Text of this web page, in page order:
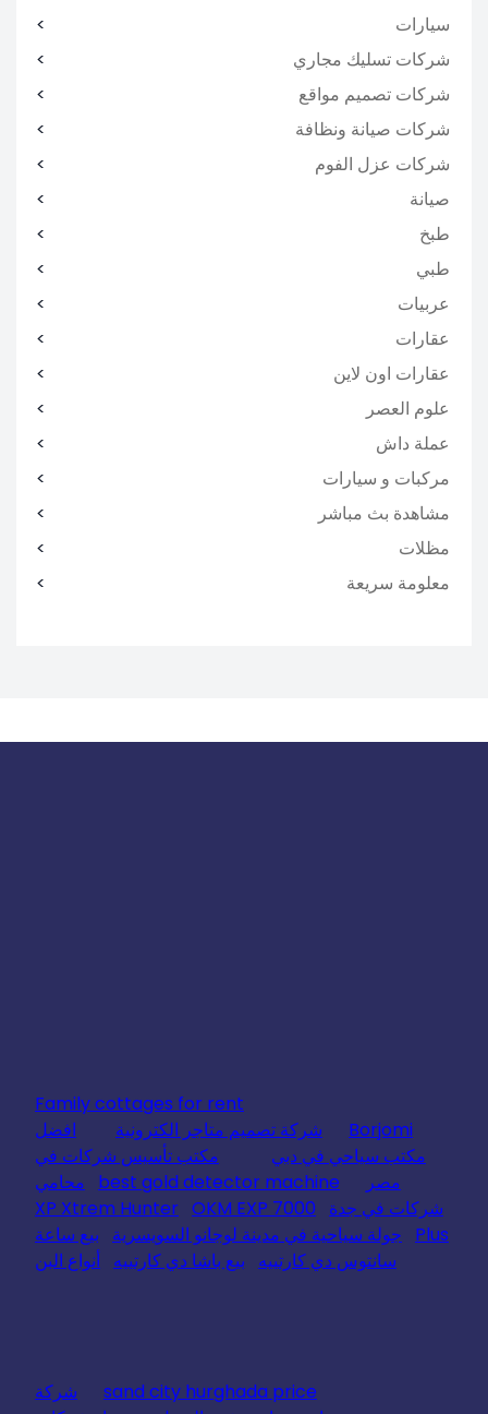
سيارات
شركات تسليك مجاري
شركات تصميم مواقع
شركات صيانة ونظافة
شركات عزل الفوم
صيانة
طبخ
طبي
عربيات
عقارات
عقارات اون لاين
علوم العصر
عملة داش
مركبات و سيارات
مشاهدة بث مباشر
مظلات
معلومة سريعة
Family cottages for rent
Borjomi
شركة تصميم متاجر الكترونية
افضل
مكتب سياحي في دبي
مكتب تأسيس شركات في
مصر
best gold detector machine
محامي
شركات في جدة
XP Xtrem Hunter OKM EXP 7000
Plus
جولة سياحية في مدينة لوجانو السويسرية
بيع ساعة
سانتوس دي كارتييه
بيع باشا دي كارتييه أنواع البن
sand city hurghada price
شركة